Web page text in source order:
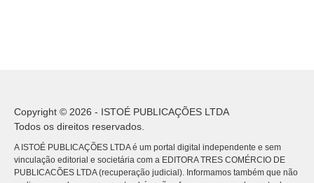
Copyright © 2026 - ISTOÉ PUBLICAÇÕES LTDA
Todos os direitos reservados.
A ISTOÉ PUBLICAÇÕES LTDA é um portal digital independente e sem
vinculação editorial e societária com a EDITORA TRES COMÉRCIO DE
PUBLICACÕES LTDA (recuperação judicial). Informamos também que não